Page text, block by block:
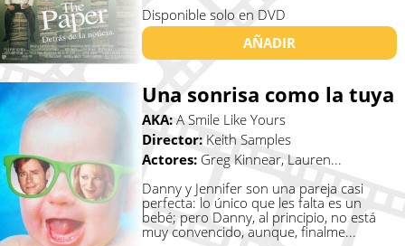
Disponible solo en DVD
AÑADIR
Una sonrisa como la tuya
AKA:A Smile Like Yours
Director:Keith Samples
Actores: Greg Kinnear, Lauren...
Danny y Jennifer son una pareja casi
perfecta: lo único que les falta es un
bebé; pero Danny, al principio, no está
muy convencido, aunque, finalme...